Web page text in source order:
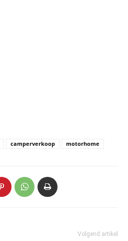
camperverkoop motorhome
Volgend artikel